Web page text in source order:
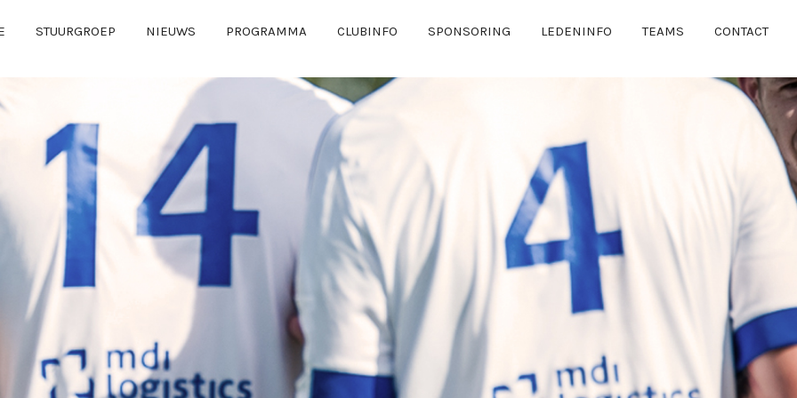
STUURGROEP NIEUWS PROGRAMMA CLUBINFO SPONSORING LEDENINFO TEAMS CONTACT